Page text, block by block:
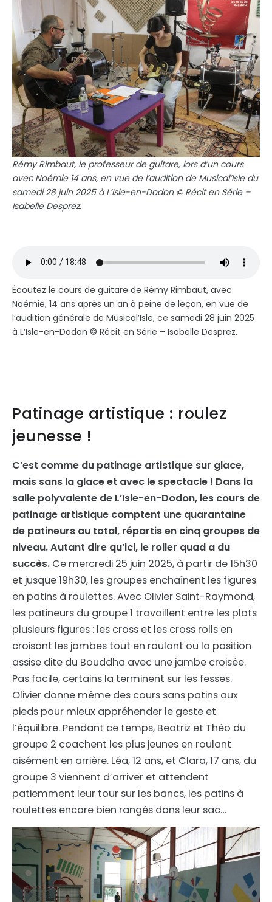
Rémy Rimbaut, le professeur de guitare, lors d’un cours
avec Noémie 14 ans, en vue de l’audition de Musical’Isle du
samedi 28 juin 2025 à L’Isle-en-Dodon © Récit en Série –
Isabelle Desprez.
Écoutez le cours de guitare de Rémy Rimbaut, avec
Noémie, 14 ans après un an à peine de leçon, en vue de
l’audition générale de Musical’Isle, ce samedi 28 juin 2025
à L’Isle-en-Dodon © Récit en Série – Isabelle Desprez.
Patinage artistique : roulez
jeunesse !
C’est comme du patinage artistique sur glace,
mais sans la glace et avec le spectacle ! Dans la
salle polyvalente de L’Isle-en-Dodon, les cours de
patinage artistique comptent une quarantaine
de patineurs au total, répartis en cinq groupes de
niveau. Autant dire qu’ici, le roller quad a du
succès. Ce mercredi 25 juin 2025, à partir de 15h30
et jusque 19h30, les groupes enchaînent les figures
en patins à roulettes. Avec Olivier Saint-Raymond,
les patineurs du groupe 1 travaillent entre les plots
plusieurs figures : les cross et les cross rolls en
croisant les jambes tout en roulant ou la position
assise dite du Bouddha avec une jambe croisée.
Pas facile, certains la terminent sur les fesses.
Olivier donne même des cours sans patins aux
pieds pour mieux appréhender le geste et
l’équilibre. Pendant ce temps, Beatriz et Théo du
groupe 2 coachent les plus jeunes en roulant
aisément en arrière. Léa, 12 ans, et Clara, 17 ans, du
groupe 3 viennent d’arriver et attendent
patiemment leur tour sur les bancs, les patins à
roulettes encore bien rangés dans leur sac…